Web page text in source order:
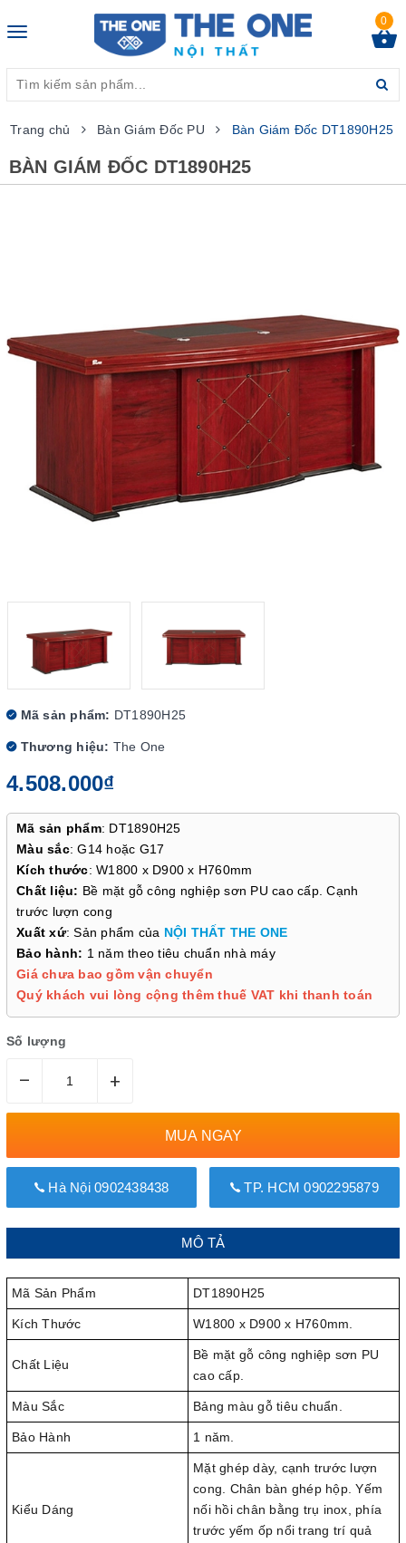
Toggle
0
Trang chủ Bàn Giám Đốc PU Bàn Giám Đốc DT1890H25
BÀN GIÁM ĐỐC DT1890H25
Mã sản phẩm: DT1890H25
Thương hiệu: The One
4.508.000₫
Mã sản phẩm: DT1890H25
Màu sắc: G14 hoặc G17
Kích thước: W1800 x D900 x H760mm
Chất liệu: Bề mặt gỗ công nghiệp sơn PU cao cấp. Cạnh
trước lượn cong
Xuất xứ: Sản phẩm của NỘI THẤT THE ONE
Bảo hành: 1 năm theo tiêu chuẩn nhà máy
Giá chưa bao gồm vận chuyển
Quý khách vui lòng cộng thêm thuế VAT khi thanh toán
Số lượng
– +
MUA NGAY
Hà Nội 0902438438 TP. HCM 0902295879
MÔ TẢ
Mã Sản Phẩm DT1890H25
Kích Thước W1800 x D900 x H760mm.
Chất Liệu
Bề mặt gỗ công nghiệp sơn PU
cao cấp.
Màu Sắc Bảng màu gỗ tiêu chuẩn.
Bảo Hành 1 năm.
Kiểu Dáng
Mặt ghép dày, cạnh trước lượn
cong. Chân bàn ghép hộp. Yếm
nối hồi chân bằng trụ inox, phía
trước yếm ốp nổi trang trí quả